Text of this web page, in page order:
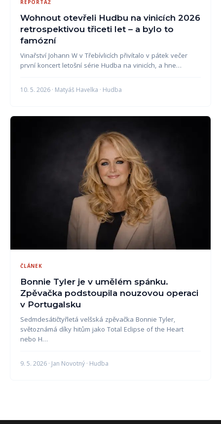
REPORTÁŽ
Wohnout otevřeli Hudbu na vinicích 2026
retrospektivou třiceti let – a bylo to
famózní
Vinařství Johann W v Třebívlicích přivítalo v pátek večer
první koncert letošní série Hudba na vinicích, a hne…
10. 5. 2026 · Matyáš Havelka · Hudba
ČLÁNEK
Bonnie Tyler je v umělém spánku.
Zpěvačka podstoupila nouzovou operaci
v Portugalsku
Sedmdesátičtyřletá velšská zpěvačka Bonnie Tyler,
světoznámá díky hitům jako Total Eclipse of the Heart
nebo H…
9. 5. 2026 · Jan Novotný · Hudba